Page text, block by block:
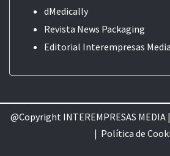
dMedically
Revista News Packaging
Editorial Interempresas Media
@Copyright INTEREMPRESAS MEDIA |
| Política de